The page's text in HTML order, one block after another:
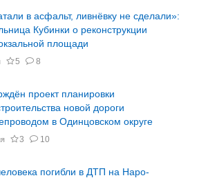
в асфальт, ливнёвку не сделали»:
Кубинки о реконструкции
площади
5 8
проект планировки
новой дороги
в Одинцовском округе
3 10
погибли в ДТП на Наро-